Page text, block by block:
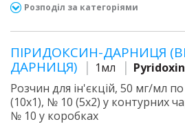
Розподіл за категоріями
ПІРИДОКСИН-ДАРНИЦЯ
ДАРНИЦЯ)
1мл
Розчин для ін'єкцій, 50 мг/мл
(10х1), № 10 (5х2) у контурних
№ 10 у коробках